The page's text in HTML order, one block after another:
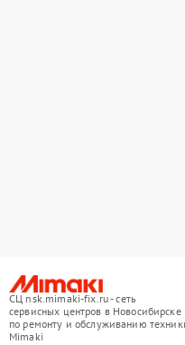
СЦ nsk.mimaki-fix.ru - сеть
сервисных центров в Новосибирске
по ремонту и обслуживанию
Mimaki